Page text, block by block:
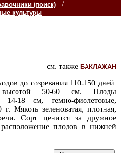
(поиск) /
культуры
см. также БАКЛАЖАН
до созревания 110-150 дней.
высотой 50-60 см. Плоды
14-18 см, темно-фиолетовые,
Мякоть зеленоватая, плотная,
Сорт ценится за дружное
плодов в нижней